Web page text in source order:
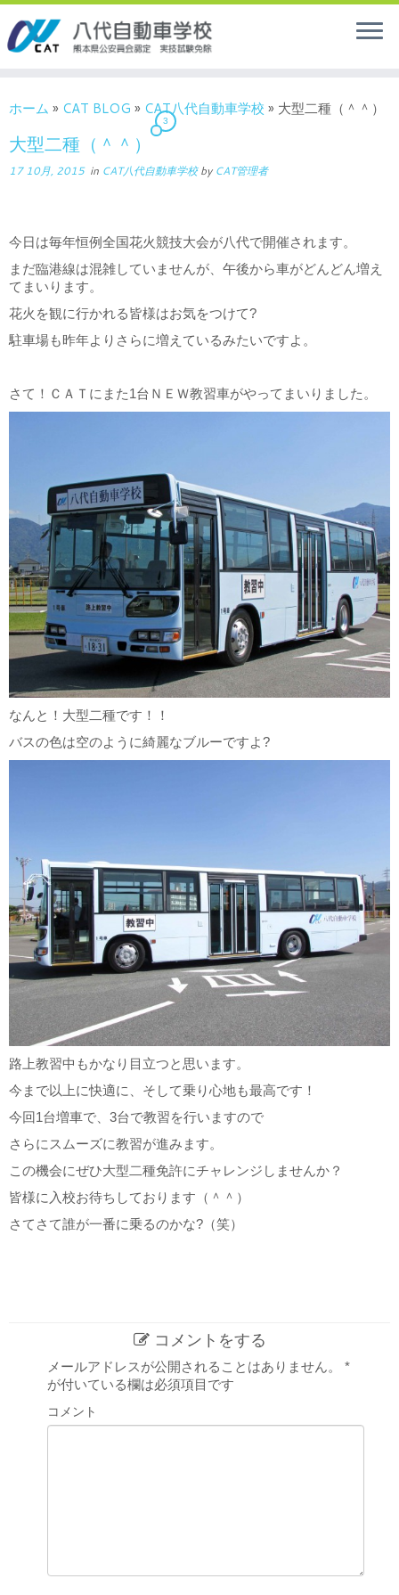
ホーム » CAT BLOG » CAT八代自動車学校 » 大型二種（＾＾）
大型二種（＾＾）
3
17 10月, 2015in CAT八代自動車学校by CAT管理者
今日は毎年恒例全国花火競技大会が八代で開催されます。
まだ臨港線は混雑していませんが、午後から車がどんどん増え
てまいります。
花火を観に行かれる皆様はお気をつけて?
駐車場も昨年よりさらに増えているみたいですよ。
さて！ＣＡＴにまた1台ＮＥＷ教習車がやってまいりました。
なんと！大型二種です！！
バスの色は空のように綺麗なブルーですよ?
路上教習中もかなり目立つと思います。
今まで以上に快適に、そして乗り心地も最高です！
今回1台増車で、3台で教習を行いますので
さらにスムーズに教習が進みます。
この機会にぜひ大型二種免許にチャレンジしませんか？
皆様に入校お待ちしております（＾＾）
さてさて誰が一番に乗るのかな?（笑）
コメントをする
メールアドレスが公開されることはありません。
*
が付いている欄は必須項目です
コメント